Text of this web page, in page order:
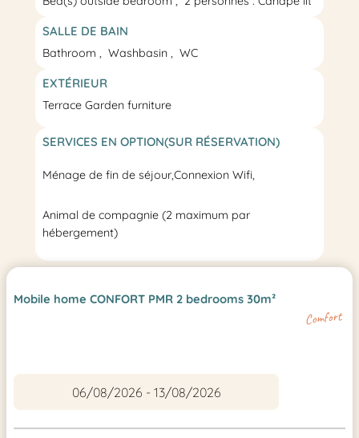
SALLE DE BAIN
Bathroom Washbasin WC
EXTÉRIEUR
Terrace Garden furniture
SERVICES EN OPTION(SUR RÉSERVATION)
Ménage de fin de séjour,Connexion Wifi,
Animal de compagnie (2 maximum par
hébergement)
Mobile home CONFORT PMR 2 bedrooms 30m²
Comfort